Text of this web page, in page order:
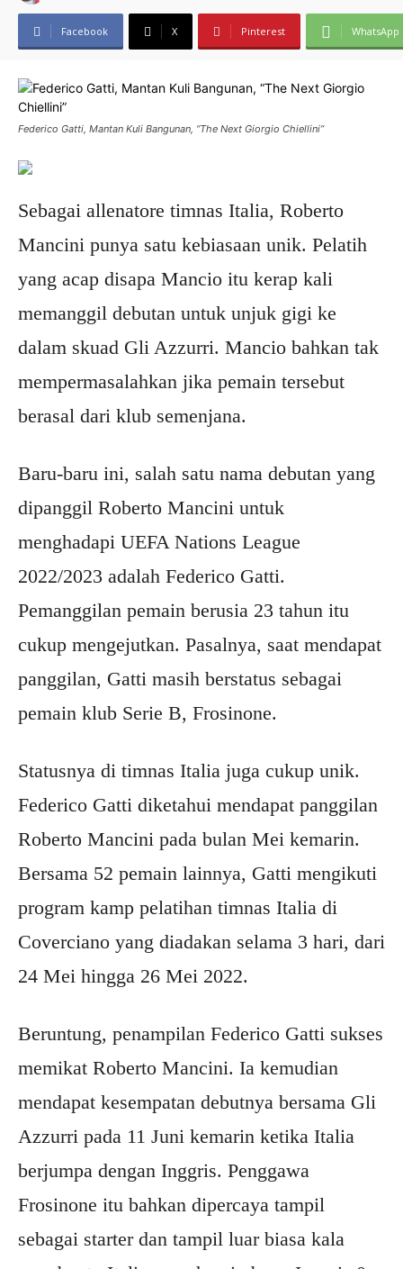
Facebook X Pinterest WhatsApp
Federico Gatti, Mantan Kuli Bangunan, “The Next Giorgio Chiellini”
Sebagai allenatore timnas Italia, Roberto
Mancini punya satu kebiasaan unik. Pelatih
yang acap disapa Mancio itu kerap kali
memanggil debutan untuk unjuk gigi ke
dalam skuad Gli Azzurri. Mancio bahkan tak
mempermasalahkan jika pemain tersebut
berasal dari klub semenjana.
Baru-baru ini, salah satu nama debutan yang
dipanggil Roberto Mancini untuk
menghadapi UEFA Nations League
2022/2023 adalah Federico Gatti.
Pemanggilan pemain berusia 23 tahun itu
cukup mengejutkan. Pasalnya, saat mendapat
panggilan, Gatti masih berstatus sebagai
pemain klub Serie B, Frosinone.
Statusnya di timnas Italia juga cukup unik.
Federico Gatti diketahui mendapat panggilan
Roberto Mancini pada bulan Mei kemarin.
Bersama 52 pemain lainnya, Gatti mengikuti
program kamp pelatihan timnas Italia di
Coverciano yang diadakan selama 3 hari, dari
24 Mei hingga 26 Mei 2022.
Beruntung, penampilan Federico Gatti sukses
memikat Roberto Mancini. Ia kemudian
mendapat kesempatan debutnya bersama Gli
Azzurri pada 11 Juni kemarin ketika Italia
berjumpa dengan Inggris. Penggawa
Frosinone itu bahkan dipercaya tampil
sebagai starter dan tampil luar biasa kala